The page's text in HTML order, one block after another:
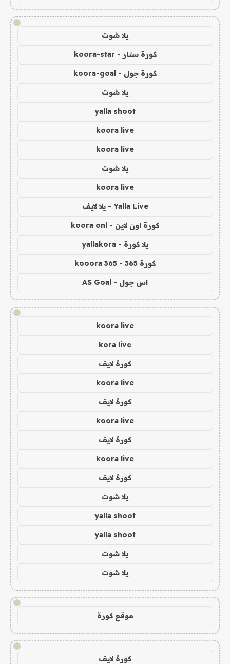
!
يلا شوت
كورة ستار - koora-star
كورة جول - koora-goal
يلا شوت
yalla shoot
koora live
koora live
يلا شوت
koora live
Yalla Live - يلا لايف
كورة اون لاين - koora onl
يلا كورة - yallakora
كورة 365 - kooora 365
اس جول - AS Goal
!
koora live
kora live
كورة لايف
koora live
كورة لايف
koora live
كورة لايف
koora live
كورة لايف
يلا شوت
yalla shoot
yalla shoot
يلا شوت
يلا شوت
!
موقع كورة
!
كورة لايف